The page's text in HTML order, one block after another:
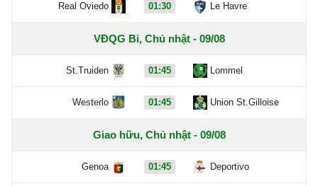
Real Oviedo 01:30 Le Havre
VĐQG Bỉ, Chủ nhật - 09/08
St.Truiden 01:45 Lommel
Westerlo 01:45 Union St.Gilloise
Giao hữu, Chủ nhật - 09/08
Genoa 01:45 Deportivo